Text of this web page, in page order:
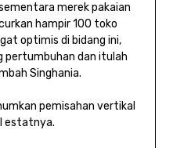
merek pakaian
hampir 100 toko
optimis di bidang ini,
pertumbuhan dan itulah
Singhania.
pemisahan vertikal
estatnya.